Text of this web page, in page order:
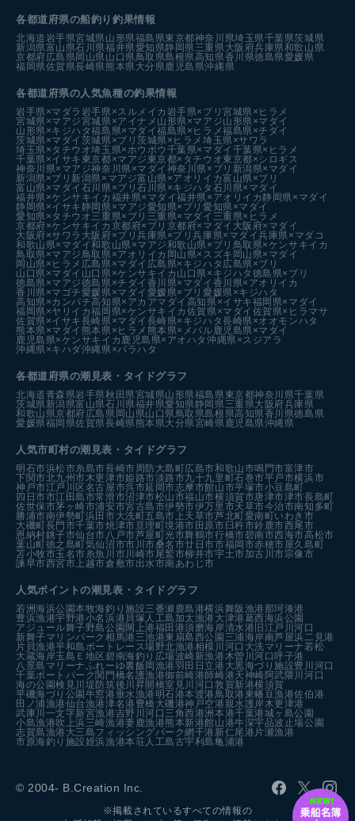
各都道府県の船釣り釣果情報
北海道岩手県宮城県山形県福島県東京都神奈川県埼玉県千葉県茨城県
新潟県富山県石川県福井県愛知県静岡県三重県大阪府兵庫県和歌山県
京都府広島県岡山県山口県鳥取県島根県高知県香川県徳島県愛媛県
福岡県佐賀県長崎県熊本県大分県鹿児島県沖縄県
各都道府県の人気魚種の釣果情報
岩手県×マダラ 岩手県×スルメイカ 岩手県×ブリ宮城県×ヒラメ
宮城県×マアジ宮城県×アイナメ 山形県×マアジ山形県×マダイ
山形県×キジハタ福島県×マダイ福島県×ヒラメ福島県×チダイ
茨城県×マダイ 茨城県×ブリ茨城県×ヒラメ埼玉県×サワラ
埼玉県×タチウオ埼玉県×ホウボウ 千葉県×マダイ 千葉県×ヒラメ
千葉県×イサキ 東京都×マアジ 東京都×タチウオ東京都×シロギス
神奈川県×マアジ神奈川県×マダイ 神奈川県×ブリ 新潟県×マダイ
新潟県×ブリ 新潟県×マアジ富山県×アオリイカ富山県×ブリ
富山県×マダイ 石川県×ブリ石川県×キジハタ 石川県×マダイ
福井県×ケンサキイカ 福井県×マダイ福井県×アオリイカ 静岡県×マダイ
静岡県×イサキ 静岡県×マアジ愛知県×ブリ愛知県×マダイ
愛知県×タチウオ三重県×ブリ 三重県×マダイ 三重県×ヒラメ
京都府×ケンサキイカ 京都府×ブリ 京都府×マダイ 大阪府×マダイ
大阪府×サワラ 大阪府×ブリ兵庫県×ブリ兵庫県×マダイ兵庫県×マダコ
和歌山県×マダイ和歌山県×マアジ和歌山県×ブリ 鳥取県×ケンサキイカ
鳥取県×マアジ鳥取県×アオリイカ 岡山県×スズキ 岡山県×マダイ
岡山県×ヒラメ 広島県×マダイ 広島県×キジハタ 広島県×ブリ
山口県×マダイ 山口県×ケンサキイカ 山口県×キジハタ 徳島県×ブリ
徳島県×マアジ徳島県×チダイ 香川県×マダイ 香川県×アオリイカ
香川県×マゴチ愛媛県×マダイ 愛媛県×ブリ愛媛県×キジハタ
高知県×カンパチ高知県×アカアマダイ 高知県×イサキ福岡県×マダイ
福岡県×ヤリイカ福岡県×ケンサキイカ 佐賀県×マダイ 佐賀県×ヒラマサ
佐賀県×イサキ長崎県×マダイ 長崎県×キジハタ長崎県×オオモンハタ
熊本県×マダイ 熊本県×ヒラメ 熊本県×メバル鹿児島県×マダイ
鹿児島県×ケンサキイカ 鹿児島県×アオハタ沖縄県×スジアラ
沖縄県×キハダ沖縄県×バラハタ
各都道府県の潮見表 ・タイドグラフ
北海道青森県岩手県秋田県宮城県山形県福島県東京都神奈川県千葉県
茨城県新潟県富山県石川県福井県愛知県静岡県三重県大阪府兵庫県
和歌山県京都府広島県 岡山県山口県鳥取県島根県高知県香川県徳島県
愛媛県福岡県佐賀県長崎県熊本県大分県宮崎県鹿児島県沖縄県
人気市町村の潮見表・タイドグラフ
明石市浜松市糸島市長崎市周防大島町広島市和歌山市鳴門市富津市
下関市北九州市木更津市姫路市淡路市九十九里町石巻市平戸市横浜市
神戸市江戸川区 名古屋市呉市延岡市志摩市館山市平塚市小豆島町
四日市市江田島市常滑市沼津市松山市福山市横須賀市唐津市津市長島町
佐世保市茅ヶ崎市浦安市宮古島市伊勢市伊万里市天草市今治市南知多町
勝浦市南伊勢町浜田市大洗町五島市 上天草市芦北町愛南町いわき市
大磯町長門市千葉市焼津市亘理町境港市 田原市 臼杵市鈴鹿市西尾市
恩納村銚子市仙台市八戸市芦屋町光市舞鶴市行橋市碧南市西海市高松市
葉山町徳之島町気仙沼市市川市桑名市廿日市市福岡市赤穂市屋久島町
苫小牧市玉名市糸魚川市川崎市尾鷲市柳井市宇土市加古川市宗像市
諫早市西宮市 上越市倉敷市出水市南あわじ市
人気ポイントの潮見表・タイドグラフ
若洲海浜公園本牧海釣り施設三番瀬 鹿島港横浜舞阪漁港 那珂湊港
豊浜漁港宇野港小名浜港 貝塚人工島 加太漁港 大津港葛西海浜公園
アジュール舞子野島公園 閖上港福田港須磨海岸清水港 旧江戸川河口
新舞子マリンパーク 相馬港 三池港東扇島西公園 三浦海岸南芦屋浜二見港
片貝漁港平和島ボートレース場野北漁港相模川河口 大洗マリーナ若松
大蔵海岸玉島Ｅ地区 碧南海釣り広場波崎新漁港木曽川河口 呼子港
八景島マリーナふれーゆ裏飯岡漁港羽田 日立港 大黒海づり施設豊川河口
千葉ポートパーク 関門橋名護漁港御前崎港師崎港天神崎 阿武隈川河口
海の公園検見川堤防筑後川昇開橋室見川河口敦賀新港横須賀
平磯海づり公園 牛窓港垂水漁港 明石港本渡港鳥取港 東幡豆漁港佐伯港
田ノ浦漁港仙台漁港津名港 豊橋 大磯港神戸空港親水護岸木更津港
武庫川一文字新宮漁港吉野川河口 三角西港洲本港千葉港城ヶ島公園
小島漁港吹上浜三崎漁港妻鹿漁港熊本新港館山港牛深宇品波止場公園
志賀島漁港 大三島フィッシングパーク網干港 新仁尾港 片瀬漁港
市原海釣り施設姪浜漁港本荘人工島古宇利島亀浦港
© 2004- B.Creation Inc.
※掲載されているすべての情報の